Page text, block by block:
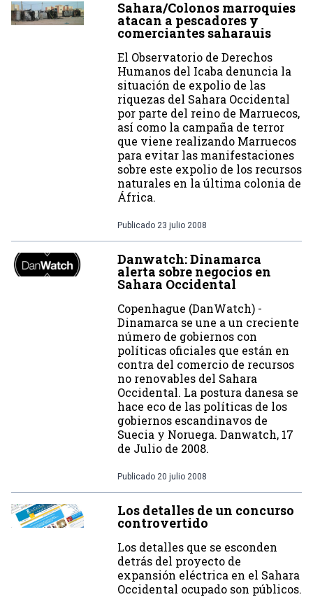
Sahara/Colonos marroquíes
atacan a pescadores y
comerciantes saharauis
El Observatorio de Derechos
Humanos del Icaba denuncia la
situación de expolio de las
riquezas del Sahara Occidental
por parte del reino de Marruecos,
así como la campaña de terror
que viene realizando Marruecos
para evitar las manifestaciones
sobre este expolio de los recursos
naturales en la última colonia de
África.
Publicado 23 julio 2008
Danwatch: Dinamarca
alerta sobre negocios en
Sahara Occidental
Copenhague (DanWatch) -
Dinamarca se une a un creciente
número de gobiernos con
políticas oficiales que están en
contra del comercio de recursos
no renovables del Sahara
Occidental. La postura danesa se
hace eco de las políticas de los
gobiernos escandinavos de
Suecia y Noruega. Danwatch, 17
de Julio de 2008.
Publicado 20 julio 2008
Los detalles de un concurso
controvertido
Los detalles que se esconden
detrás del proyecto de
expansión eléctrica en el Sahara
Occidental ocupado son públicos.